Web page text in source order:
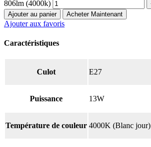
806lm (4000k)
Ajouter au panier Acheter Maintenant
Ajouter aux favoris
Caractéristiques
Culot E27
Puissance 13W
Température de couleur 4000K (Blanc jour)